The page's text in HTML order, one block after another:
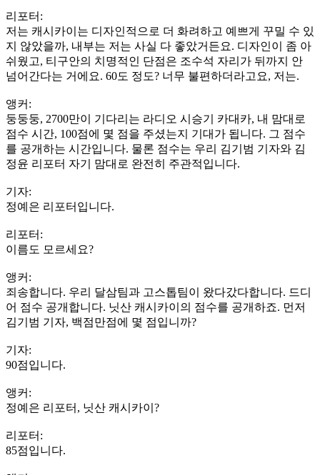
리포터:
저는 캐시카이는 디자인적으로 더 화려하고 예쁘게 꾸밀 수 있
지 않았을까, 내부는 저는 사실 다 좋았거든요. 디자인이 좀 아
쉬웠고, 티구안의 치명적인 단점은 조수석 자리가 뒤까지 안
넘어간다는 거에요. 60도 정도? 너무 불편하더라고요, 저는.
앵커:
둥둥둥, 2700만이 기다리는 라디오 시승기 카대카, 내 맘대로
점수 시간, 100점에 몇 점을 주셨는지 기대가 됩니다. 그 점수
를 공개하는 시간입니다. 물론 점수는 우리 김기범 기자와 김
정윤 리포터 자기 맘대로 완전히 주관적입니다.
기자:
정예은 리포터입니다.
리포터:
이름도 모르세요?
앵커:
죄송합니다. 우리 달삼팀과 고스톱팀이 왔다갔다합니다. 드디
어 점수 공개합니다. 닛산 캐시카이의 점수를 공개하죠. 먼저
김기범 기자, 백점만점에 몇 점입니까?
기자:
90점입니다.
앵커:
정예은 리포터, 닛산 캐시카이?
리포터:
85점입니다.